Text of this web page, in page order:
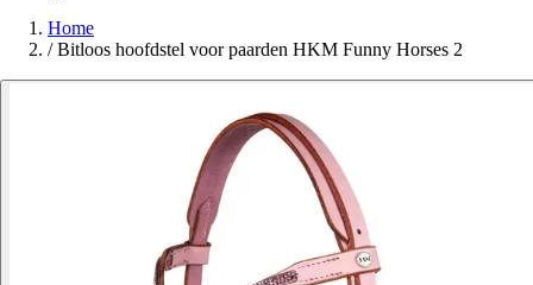
Home
/ Bitloos hoofdstel voor paarden HKM Funny Horses 2